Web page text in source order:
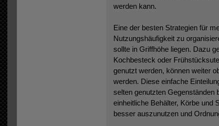
werden kann.
Eine der besten Strategien für
Nutzungshäufigkeit zu
sollte in Griffhöhe liegen. Dazu
Kochbesteck oder
genutzt werden, können weiter
werden. Diese einfache
selten genutzten Gegenständen
einheitliche Behälter, Körbe und
besser auszunutzen und